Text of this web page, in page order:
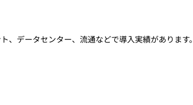
、データセンター、流通などで導入実績があります。